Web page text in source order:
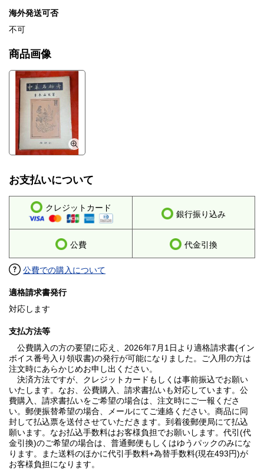
海外発送可否
不可
商品画像
お支払いについて
クレジットカード
銀行振り込み
公費 代金引換
公費での購入について
適格請求書発行
対応します
支払方法等
公費購入の方の要望に応え、2026年7月1日より適格請求書(イン
ボイス番号入り領収書)の発行が可能になりました。ご入用の方は
注文時にあらかじめお申し出ください。
決済方法ですが、クレジットカードもしくは事前振込でお願い
いたします。なお、公費購入、請求書払いも対応しています。公
費購入、請求書払いをご希望の場合は、注文時にご一報くださ
い。郵便振替希望の場合、メールにてご連絡ください。商品に同
封して払込票を送付させていただきます。到着後郵便局にて払込
願います。なお払込手数料はお客様負担でお願いします。代引(代
金引換)のご希望の場合は、普通郵便もしくはゆうパックのみにな
ります。また送料のほかに代引手数料+為替手数料(現在493円)が
お客様負担になります。